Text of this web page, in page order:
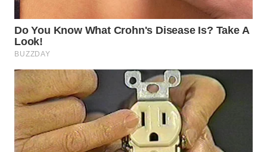
WN
KARO
WN
SIMALUNGUN
WN
LABUHANBATU